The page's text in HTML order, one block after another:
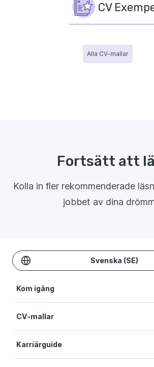
CV
Alla CV-mallar
Fortsätt att
Kolla in fler rekommenderade
jobbet av dina
Svenska (SE)
Kom igång
Skapa CV
Priser
Hjälp
CV-mallar
CV-mallar
Enkel CV-mall
Karriärguide